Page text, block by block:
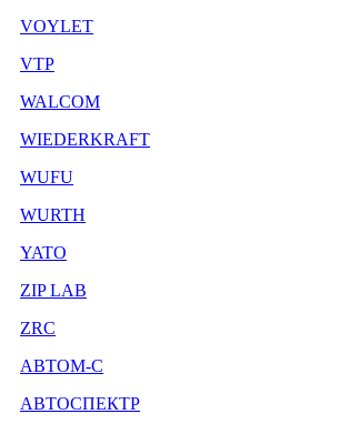
VOYLET
VTP
WALCOM
WIEDERKRAFT
WUFU
WURTH
YATO
ZIP LAB
ZRC
АВТОМ-С
АВТОСПЕКТР